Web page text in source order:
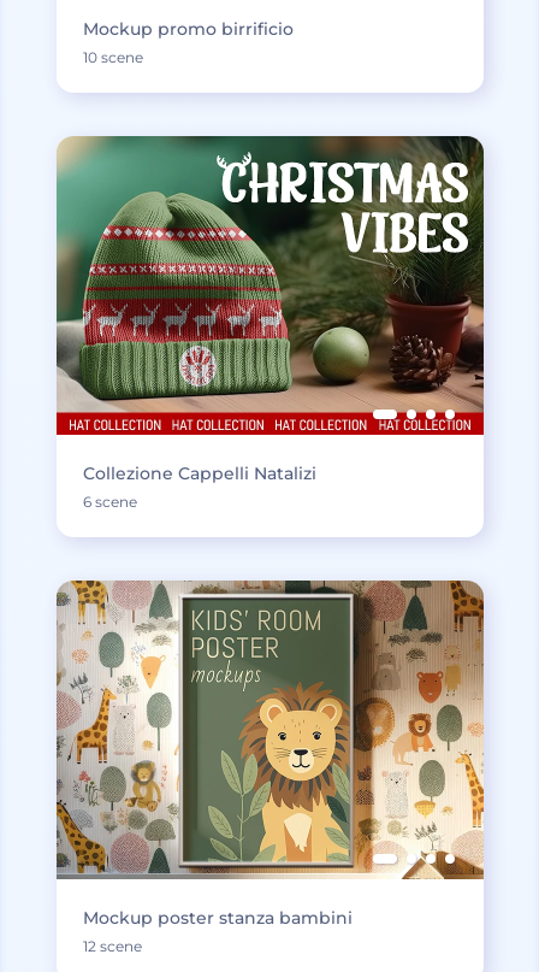
Mockup promo birrificio
10 scene
Collezione Cappelli Natalizi
6 scene
Mockup poster stanza bambini
12 scene